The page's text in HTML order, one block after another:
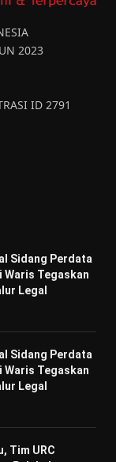
2023
ID 2791
Sidang Perdata
Waris Tegaskan
Legal
Sidang Perdata
Waris Tegaskan
Legal
Tim URC